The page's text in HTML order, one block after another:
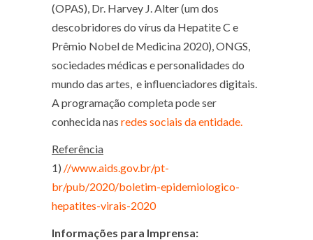
(OPAS), Dr. Harvey J. Alter (um dos
descobridores do vírus da Hepatite C e
Prêmio Nobel de Medicina 2020), ONGS,
sociedades médicas e personalidades do
mundo das artes, e influenciadores digitais.
A programação completa pode ser
conhecida nas redes sociais da entidade.
Referência
1) //www.aids.gov.br/pt-
br/pub/2020/boletim-epidemiologico-
hepatites-virais-2020
Informações para Imprensa: